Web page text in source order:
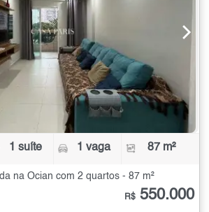
1 suíte 1 vaga 87 m²
na Ocian com 2 quartos - 87 m²
R$ 550.000